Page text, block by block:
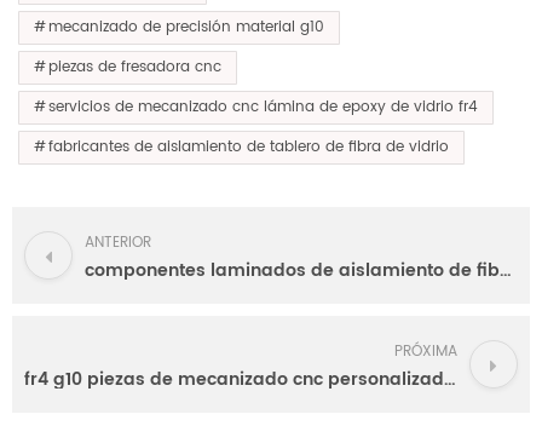
mecanizado de precisión material g10
piezas de fresadora cnc
servicios de mecanizado cnc lámina de epoxy de vidrio fr4
fabricantes de aislamiento de tablero de fibra de vidrio
ANTERIOR
componentes laminados de aislamiento de fibra de vidrio de resina epoxi fr4
PRÓXIMA
fr4 g10 piezas de mecanizado cnc personalizadas fibra de vidrio epoxi